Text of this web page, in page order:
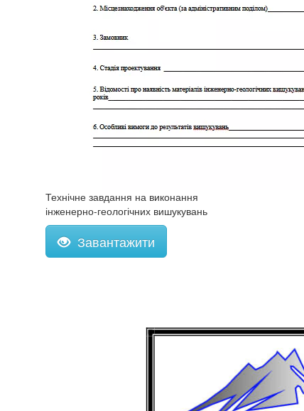
Технічне завдання на виконання
інженерно-геологічних вишукувань
Завантажити